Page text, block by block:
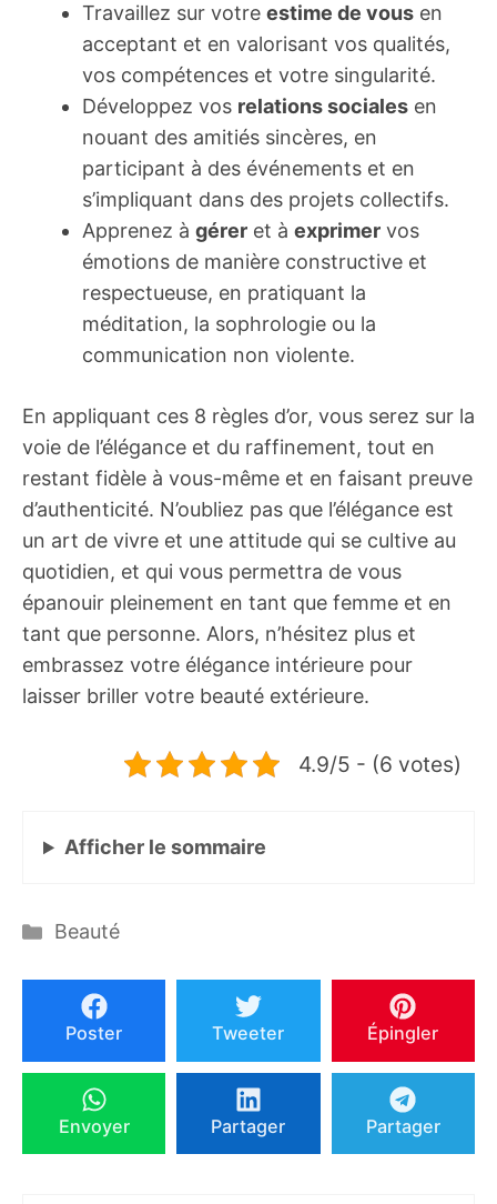
Travaillez sur votre estime de vous en
acceptant et en valorisant vos qualités,
vos compétences et votre singularité.
Développez vos relations sociales en
nouant des amitiés sincères, en
participant à des événements et en
s’impliquant dans des projets collectifs.
Apprenez à gérer et à exprimer vos
émotions de manière constructive et
respectueuse, en pratiquant la
méditation, la sophrologie ou la
communication non violente.
En appliquant ces 8 règles d’or, vous serez sur la
voie de l’élégance et du raffinement, tout en
restant fidèle à vous-même et en faisant preuve
d’authenticité. N’oubliez pas que l’élégance est
un art de vivre et une attitude qui se cultive au
quotidien, et qui vous permettra de vous
épanouir pleinement en tant que femme et en
tant que personne. Alors, n’hésitez plus et
embrassez votre élégance intérieure pour
laisser briller votre beauté extérieure.
4.9/5 - (6 votes)
Afficher le sommaire
Catégories
Beauté
Poster Tweeter Épingler
Envoyer Partager Partager